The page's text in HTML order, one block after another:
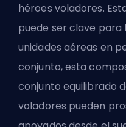
héroes voladores.
puede ser clave para
unidades aéreas en
conjunto, esta
conjunto equilibrado
voladores pueden